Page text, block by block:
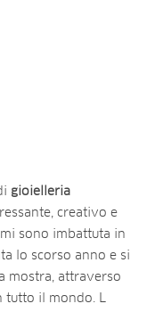
gioielleria
creativo e
sono imbattuta in
lo scorso anno e si
mostra, attraverso
tutto il mondo. L